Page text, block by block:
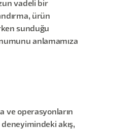
vadeli bir
ürün
sunduğu
anlamamıza
ve operasyonların
akış,